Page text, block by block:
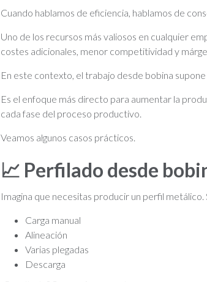
Cuando hablamos de eficiencia, hablamos de
Uno de los recursos más valiosos en cualquier
costes adicionales, menor competitividad y
En este contexto, el trabajo desde bobina
Es el enfoque más directo para aumentar la
cada fase del proceso productivo.
Veamos algunos casos prácticos.
📈 Perfilado desde
Imagina que necesitas producir un perfil
Carga manual
Alineación
Varias plegadas
Descarga